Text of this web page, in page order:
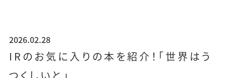
2026.02.28
IRのお気に入りの本を紹介！「世界はう
つくしいと」